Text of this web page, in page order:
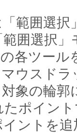
範囲選
囲選択
の各ツー
マウスド
対象の輪
ポイン
ントを